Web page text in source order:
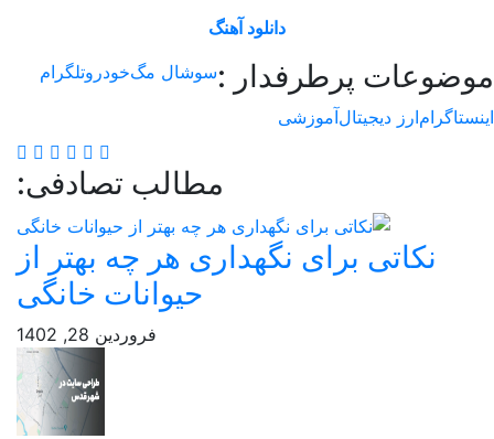
دانلود آهنگ
پرطرفدار : سوشال مگخودرو تلگرام
ارز دیجیتالآموزشی
مطالب تصادفی:
برای نگهداری هر چه بهتر از
حیوانات خانگی